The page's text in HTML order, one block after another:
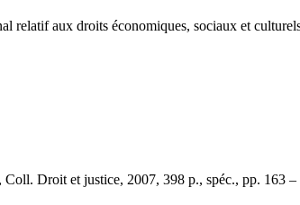
relatif aux droits économiques, sociaux et
Droit et justice, 2007, 398 p., spéc., pp. 163 –